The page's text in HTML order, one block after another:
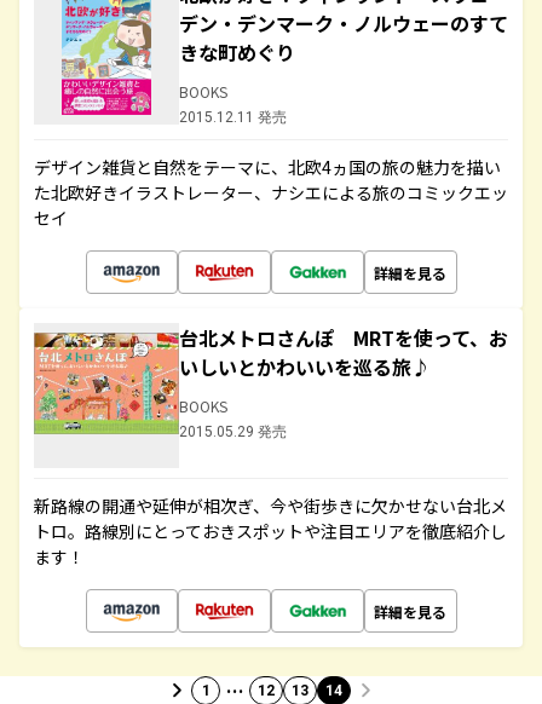
デン・デンマーク・ノルウェーのすて
きな町めぐり
BOOKS
2015.12.11 発売
デザイン雑貨と自然をテーマに、北欧4ヵ国の旅の魅力を描い
た北欧好きイラストレーター、ナシエによる旅のコミックエッ
セイ
詳細を見る
台北メトロさんぽ MRTを使って、お
いしいとかわいいを巡る旅♪
BOOKS
2015.05.29 発売
新路線の開通や延伸が相次ぎ、今や街歩きに欠かせない台北メ
トロ。路線別にとっておきスポットや注目エリアを徹底紹介し
ます！
詳細を見る
1 … 12 13 14